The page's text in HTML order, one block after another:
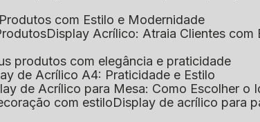
com Estilo e Modernidade
Display Acrílico: Atraia Clientes com
produtos com elegância e praticidade
de Acrílico A4: Praticidade e Estilo
de Acrílico para Mesa: Como Escolher o
com estilo
Display de acrílico para